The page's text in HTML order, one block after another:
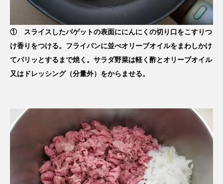
① スライスしたバゲットの表面ににんにくの切り口をこすりつ
け香りをつける。フライパンに並べオリーブオイルをまわしかけ
てパリッとするまで焼く。サラダ野菜は軽く酢とオリーブオイル
又はドレッシング（分量外）をからませる。